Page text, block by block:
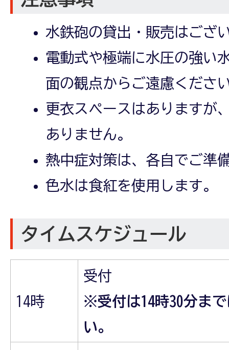
水鉄砲の貸出・販売はござ
電動式や極端に水圧の強い
面の観点からご遠慮くださ
更衣スペースはありますが
ありません。
熱中症対策は、各自でご準
色水は食紅を使用します。
タイムスケジュール
14時
受付
※受付は14時30分ま
い。